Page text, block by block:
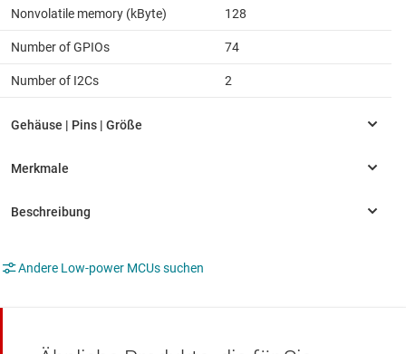
Nonvolatile memory (kByte) 128
Number of GPIOs 74
Number of I2Cs 2
Andere Low-power MCUs suchen